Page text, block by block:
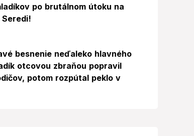
po brutálnom útoku na
besnenie neďaleko hlavného
otcovou zbraňou popravil
potom rozpútal peklo v